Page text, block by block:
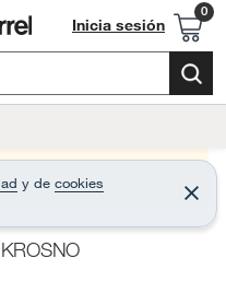
Inicia sesión
y de cookies
C
e
r